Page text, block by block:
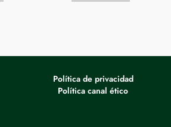
Política de privacidad
Política canal ético